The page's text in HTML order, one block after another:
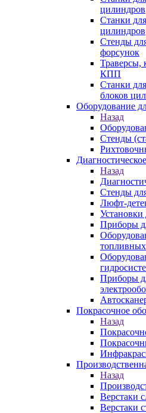
цилиндров
Станки
цилиндров
Стенды
форсунок
Траверсы,
КПП
Станки
блоков
Оборудование
Назад
Стенды
Назад
Стенды
Люфт-
Приборы
Приборы
Покрасочное
Назад
Назад
Верстаки
Верстаки